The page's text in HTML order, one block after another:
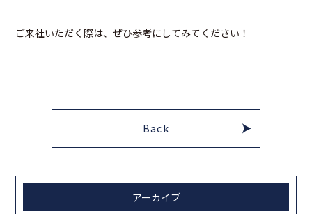
ご来社いただく際は、ぜひ参考にしてみてください！
Back
アーカイブ